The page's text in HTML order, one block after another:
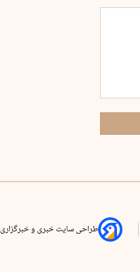
طراحی سایت خبری و